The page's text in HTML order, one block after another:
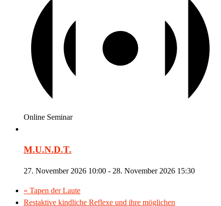
Online Seminar
M.U.N.D.T.
27. November 2026 10:00 - 28. November 2026 15:30
« Tapen der Laute
Restaktive kindliche Reflexe und ihre möglichen